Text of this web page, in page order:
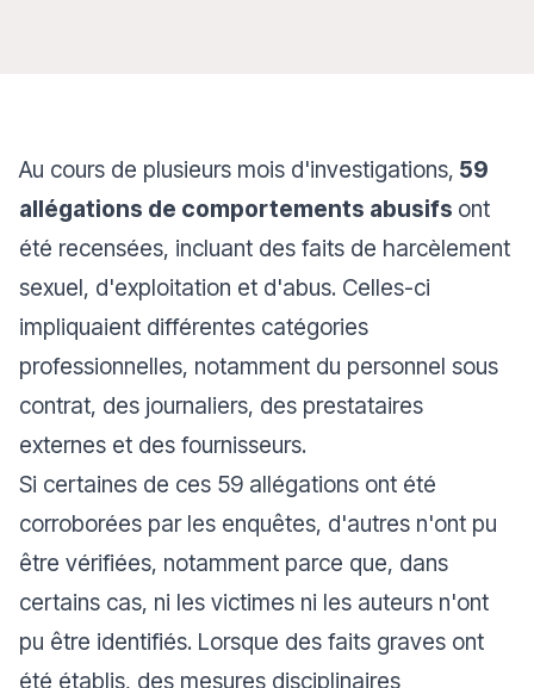
Au cours de plusieurs mois d'investigations, 59
allégations de comportements abusifs ont
été recensées, incluant des faits de harcèlement
sexuel, d'exploitation et d'abus. Celles-ci
impliquaient différentes catégories
professionnelles, notamment du personnel sous
contrat, des journaliers, des prestataires
externes et des fournisseurs.
Si certaines de ces 59 allégations ont été
corroborées par les enquêtes, d'autres n'ont pu
être vérifiées, notamment parce que, dans
certains cas, ni les victimes ni les auteurs n'ont
pu être identifiés. Lorsque des faits graves ont
été établis, des mesures disciplinaires